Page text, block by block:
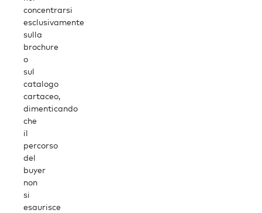
concentrarsi
esclusivamente
sulla
brochure
o
sul
catalogo
cartaceo,
dimenticando
che
il
percorso
del
buyer
non
si
esaurisce